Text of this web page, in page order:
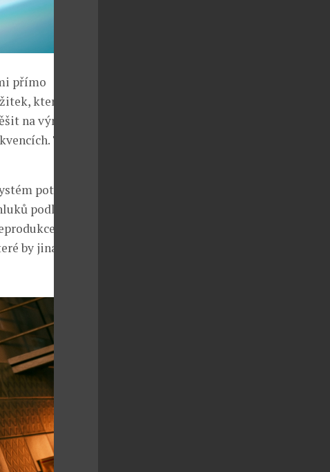
přímo
který
na výrazný
To
potlačení
podle
za
by jinak